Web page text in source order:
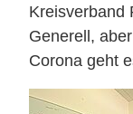
Kreisverband
Generell,
Corona geht